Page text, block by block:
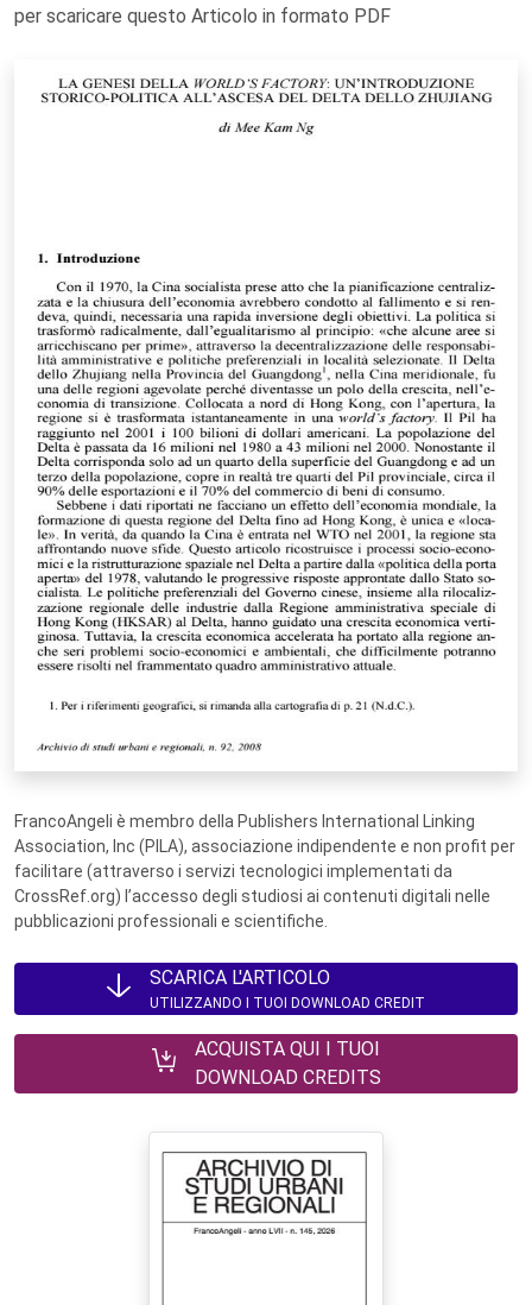
per scaricare questo Articolo in formato PDF
FrancoAngeli è membro della Publishers International Linking
Association, Inc (PILA), associazione indipendente e non profit per
facilitare (attraverso i servizi tecnologici implementati da
CrossRef.org) l’accesso degli studiosi ai contenuti digitali nelle
pubblicazioni professionali e scientifiche.
SCARICA L'ARTICOLO
UTILIZZANDO I TUOI DOWNLOAD CREDIT
ACQUISTA QUI I TUOI
DOWNLOAD CREDITS